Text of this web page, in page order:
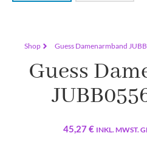
Shop Guess Damenarmband
Guess
45,27€ INKL. MWST.